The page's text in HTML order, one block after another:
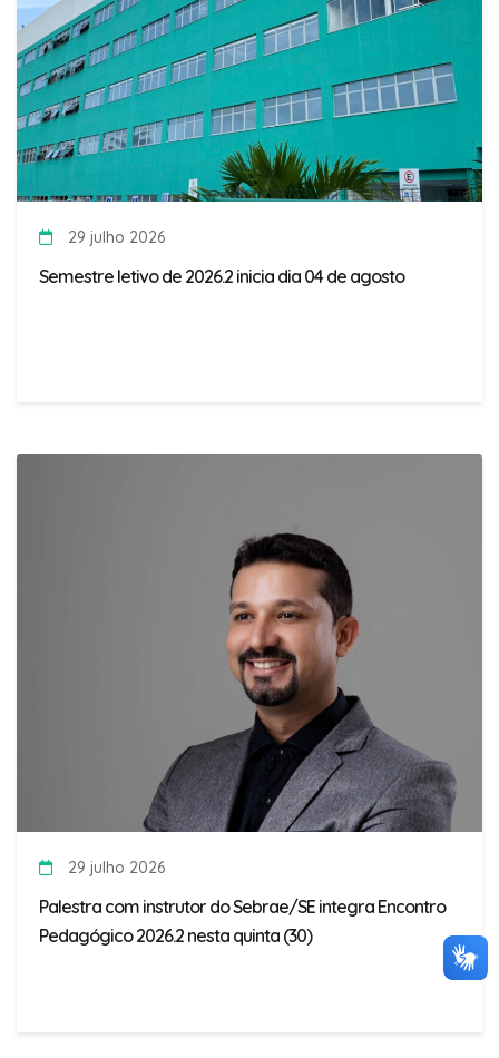
29 julho 2026
Semestre letivo de 2026.2 inicia dia 04 de agosto
29 julho 2026
Palestra com instrutor do Sebrae/SE integra Encontro
Pedagógico 2026.2 nesta quinta (30)